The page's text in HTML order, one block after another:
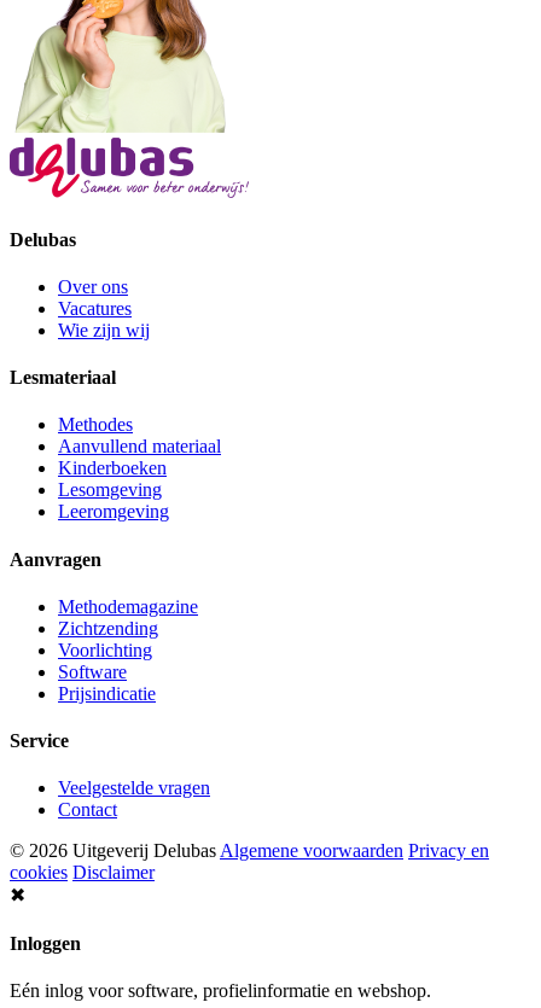
Delubas
Over ons
Vacatures
Wie zijn wij
Lesmateriaal
Methodes
Aanvullend materiaal
Kinderboeken
Lesomgeving
Leeromgeving
Aanvragen
Methodemagazine
Zichtzending
Voorlichting
Software
Prijsindicatie
Service
Veelgestelde vragen
Contact
© 2026 Uitgeverij DelubasAlgemene voorwaarden Privacy en
cookies Disclaimer
✖
Inloggen
Eén inlog voor software, profielinformatie en webshop.